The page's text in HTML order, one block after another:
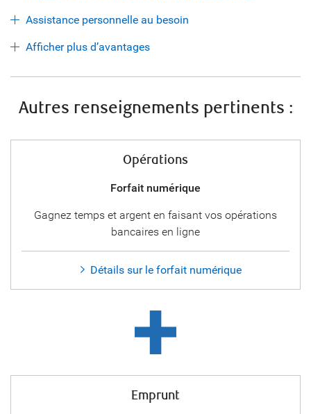
Assistance personnelle au besoin
Afficher plus d’avantages
Autres renseignements pertinents :
Opérations
Forfait numérique
Gagnez temps et argent en faisant vos opérations
bancaires en ligne
Détails sur le forfait numérique
Emprunt